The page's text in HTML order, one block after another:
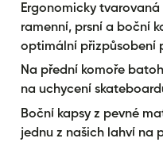
Ergonomicky
ramenní, prsní a boční
optimální přizpůsobení
Na přední komoře
na uchycení
Boční kapsy z pevné
jednu z našich lahví na